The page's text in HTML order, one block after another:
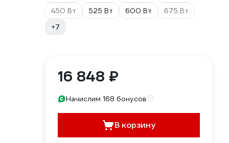
450 Вт
525 Вт 600 Вт
675 Вт
+7
16 848 ₽
Начислим 168 бонусов
В корзину